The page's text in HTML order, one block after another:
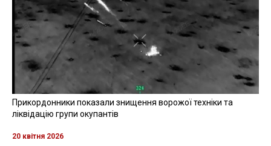
Читайте также
на русском языке
Голова Верховної Ради Дмитро Разумков підписав
ухвалений парламентом законопроєкт "Про корінні
народи" і направив його на підпис Президенту
України Володимиру Зеленському.
Як пише Regionews, про це свідчить картка
законопроєкту на